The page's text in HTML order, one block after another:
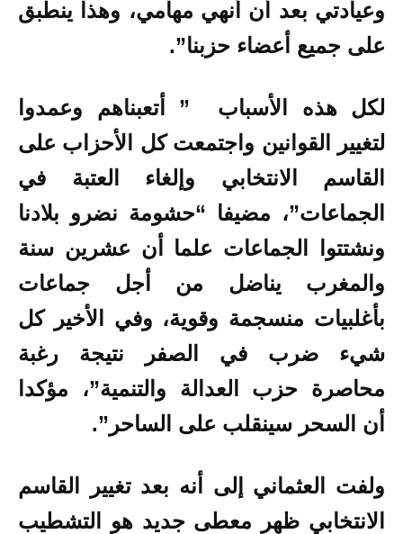
وعيادتي بعد أن أنهي مهامي، وهذا ينطبق
على جميع أعضاء حزبنا”.
لكل هذه الأسباب ” أتعبناهم وعمدوا
لتغيير القوانين واجتمعت كل الأحزاب على
القاسم الانتخابي وإلغاء العتبة في
الجماعات”، مضيفا “حشومة نضرو بلادنا
ونشتتوا الجماعات علما أن عشرين سنة
والمغرب يناضل من أجل جماعات
بأغلبيات منسجمة وقوية، وفي الأخير كل
شيء ضرب في الصفر نتيجة رغبة
محاصرة حزب العدالة والتنمية”، مؤكدا
أن السحر سينقلب على الساحر”.
ولفت العثماني إلى أنه بعد تغيير القاسم
الانتخابي ظهر معطى جديد هو التشطيب